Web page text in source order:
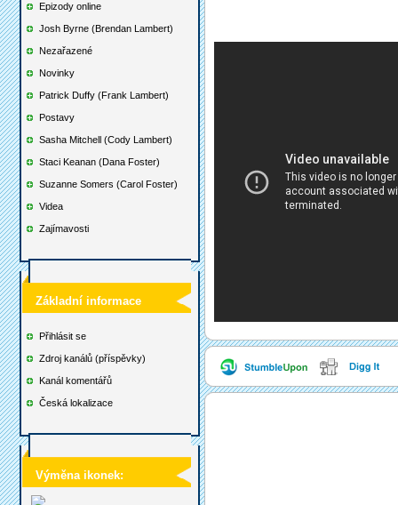
Epizody online
Josh Byrne (Brendan Lambert)
Nezařazené
Novinky
Patrick Duffy (Frank Lambert)
Postavy
Sasha Mitchell (Cody Lambert)
Staci Keanan (Dana Foster)
Suzanne Somers (Carol Foster)
Videa
Zajímavosti
Základní informace
Přihlásit se
Zdroj kanálů (příspěvky)
Kanál komentářů
Česká lokalizace
Výměna ikonek: